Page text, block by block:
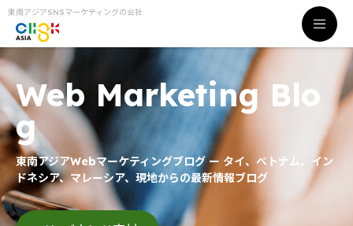
東南アジアSNSマーケティングの会社
Web Marketing Blo
g
東南アジアWebマーケティングブログ ー タイ、ベトナム、イン
ドネシア、マレーシア、現地からの最新情報ブログ